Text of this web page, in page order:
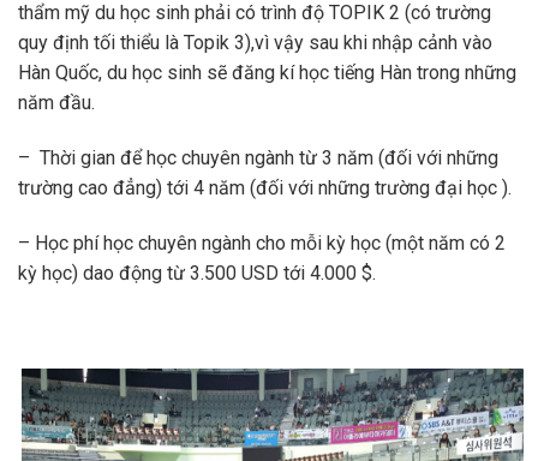
thẩm mỹ du học sinh phải có trình độ TOPIK 2 (có trường
quy định tối thiểu là Topik 3),vì vậy sau khi nhập cảnh vào
Hàn Quốc, du học sinh sẽ đăng kí học tiếng Hàn trong những
năm đầu.
– Thời gian để học chuyên ngành từ 3 năm (đối với những
trường cao đẳng) tới 4 năm (đối với những trường đại học ).
– Học phí học chuyên ngành cho mỗi kỳ học (một năm có 2
kỳ học) dao động từ 3.500 USD tới 4.000 $.